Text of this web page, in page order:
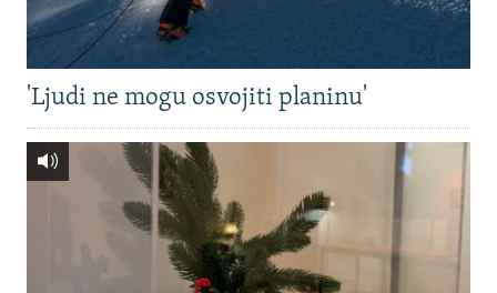
'Ljudi ne mogu osvojiti planinu'